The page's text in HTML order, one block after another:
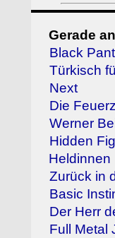
Gerade
Black
Türkisch
Next
Die
Werner
Hidden
Heldinnen
Zurück in
Basic
Der Herr
Full Metal